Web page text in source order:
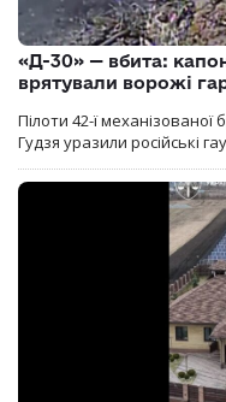
«Д-30» — вбита:
врятували ворожі
Пілоти 42-ї механізованої
Гудзя уразили російські